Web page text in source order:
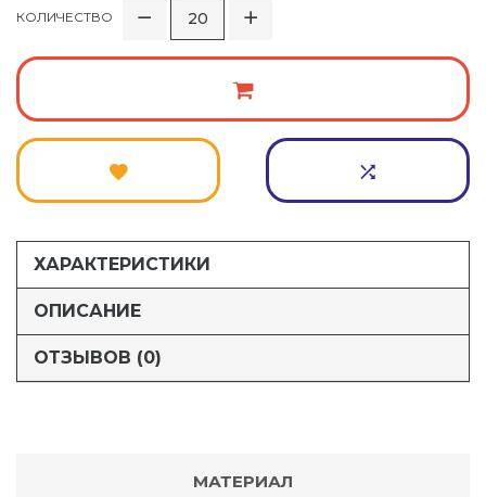
КОЛИЧЕСТВО
ХАРАКТЕРИСТИКИ
ОПИСАНИЕ
ОТЗЫВОВ (0)
МАТЕРИАЛ